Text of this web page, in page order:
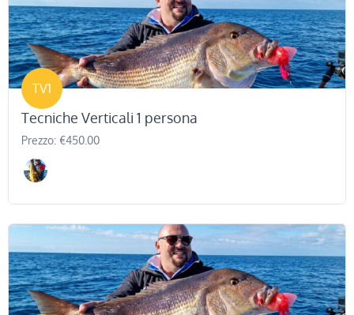
TV1
Tecniche Verticali 1 persona
Prezzo: €450.00